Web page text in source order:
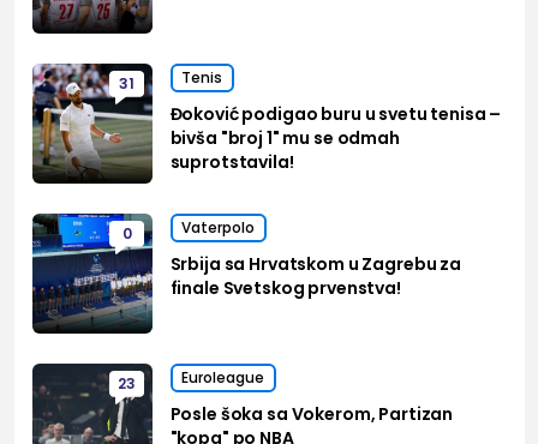
31 Tenis
Đoković podigao buru u svetu tenisa –
bivša "broj 1" mu se odmah
suprotstavila!
0 Vaterpolo
Srbija sa Hrvatskom u Zagrebu za
finale Svetskog prvenstva!
23 Euroleague
Posle šoka sa Vokerom, Partizan
"kopa" po NBA